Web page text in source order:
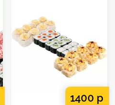
1400 р